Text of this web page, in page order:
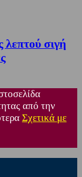
σιγή
από την
Σχετικά με